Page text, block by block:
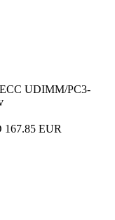
UDIMM/PC3-
167.85 EUR